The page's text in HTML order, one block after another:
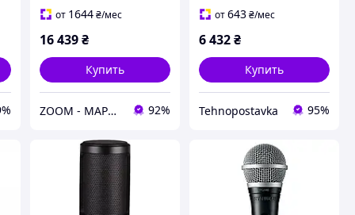
от 1644 ₴/мес
16 439 ₴
Купить
ZOOM - МАРКЕТ ЦИФРОВОЙ ТЕХНИКИ 92%
от643₴/мес
6 432₴
Купить
Tehnopostavka 95%